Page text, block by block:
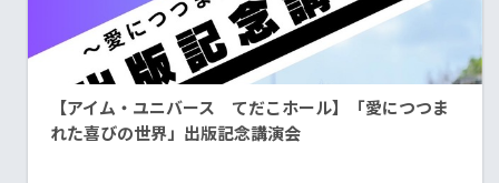
【アイム・ユニバース てだこホール】「愛につつま
れた喜びの世界」出版記念講演会